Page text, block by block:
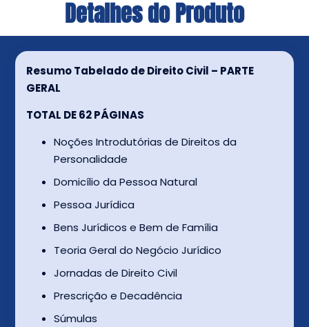
Detalhes do Produto
Resumo Tabelado de Direito Civil – PARTE
GERAL
TOTAL DE 62 PÁGINAS
Noções Introdutórias de Direitos da
Personalidade
Domicílio da Pessoa Natural
Pessoa Jurídica
Bens Jurídicos e Bem de Família
Teoria Geral do Negócio Jurídico
Jornadas de Direito Civil
Prescrição e Decadência
Súmulas